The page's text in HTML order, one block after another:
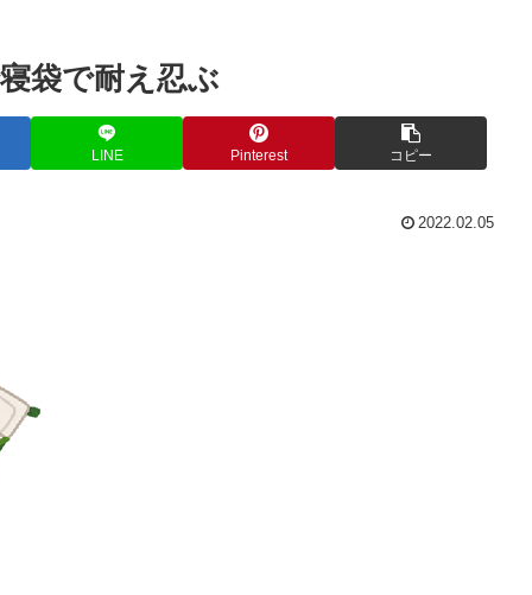
袋で耐え忍ぶ
LINE Pinterest コピー
2022.02.05